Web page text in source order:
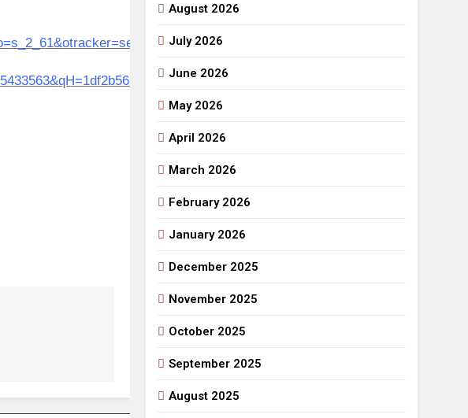
‘उत्कर्ष मेल’ का लोकार्पण
3 Years Ago
हनुमानजी का जन्म महोत्सव का भव्य आयोजन
राजनीतिक सफरनामा : आन्दोलन से उपजे सवाल
गया पुलिस के हाथों में लहराने वाला डंडा
August 2026
July 2026
June 2026
May 2026
April 2026
March 2026
February 2026
January 2026
December 2025
November 2025
October 2025
September 2025
August 2025